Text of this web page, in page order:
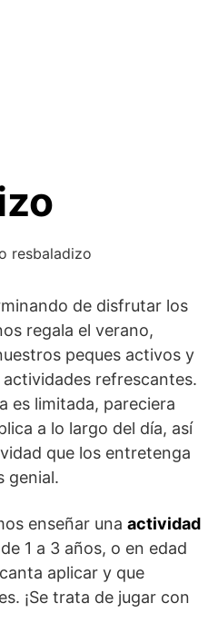
de disfrutar los
regala el verano,
peques activos y
refrescantes.
es limitada, pareciera
a lo largo del día, así
que los entretenga
genial.
enseñar una actividad
1 a 3 años, o en edad
aplicar y que
¡Se trata de jugar con